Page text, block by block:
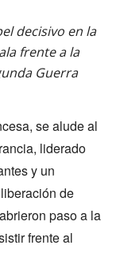
decisivo en la
frente a la
Guerra
se alude al
liderado
y un
de
paso a la
frente al